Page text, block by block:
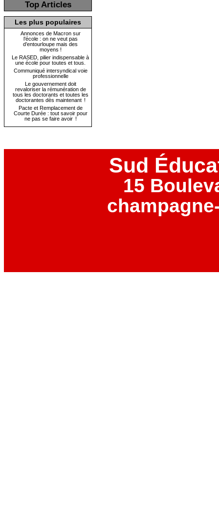
Top Articles
Les plus populaires
Annonces de Macron sur
l’école : on ne veut pas
d’entourloupe mais des
moyens !
Le RASED, pilier indispensable à
une école pour toutes et tous.
Communiqué intersyndical voie
professionnelle
Le gouvernement doit
revaloriser la rémunération de
tous les doctorants et toutes les
doctorantes dès maintenant !
Pacte et Remplacement de
Courte Durée : tout savoir pour
ne pas se faire avoir !
Sud
15